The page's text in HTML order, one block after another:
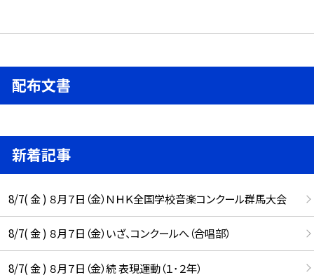
配布文書
新着記事
8/7( 金 ) ８月７日（金）ＮＨＫ全国学校音楽コンクール群馬大会
8/7( 金 ) ８月７日（金）いざ、コンクールへ（合唱部）
8/7( 金 ) ８月７日（金）続 表現運動（１･２年）